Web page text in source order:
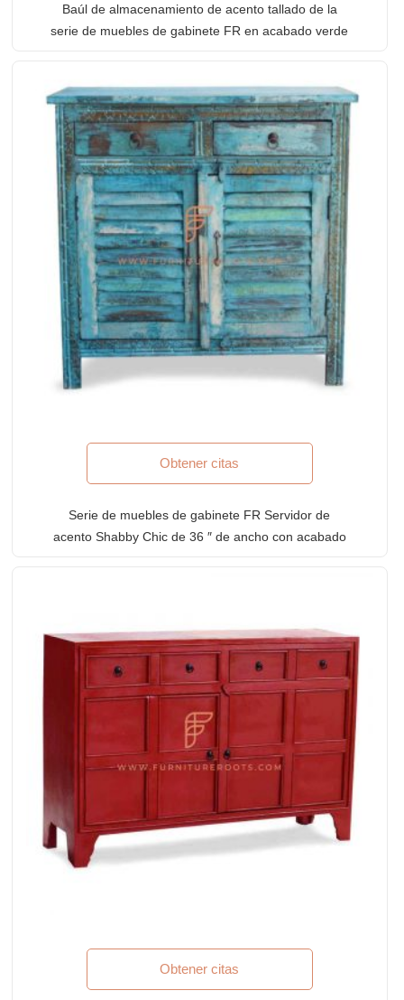
Baúl de almacenamiento de acento tallado de la
serie de muebles de gabinete FR en acabado verde
Obtener citas
Serie de muebles de gabinete FR Servidor de
acento Shabby Chic de 36 ″ de ancho con acabado
Obtener citas